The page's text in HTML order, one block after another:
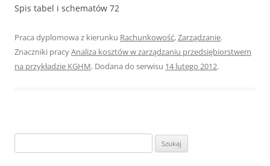
Spis tabel i schematów 72
Praca dyplomowa z kierunku Rachunkowość,Zarządzanie.
Znaczniki pracyAnaliza kosztów w zarządzaniu przedsiębiorstwem
na przykładzie KGHM. Dodana do serwisu 14 lutego 2012.
z